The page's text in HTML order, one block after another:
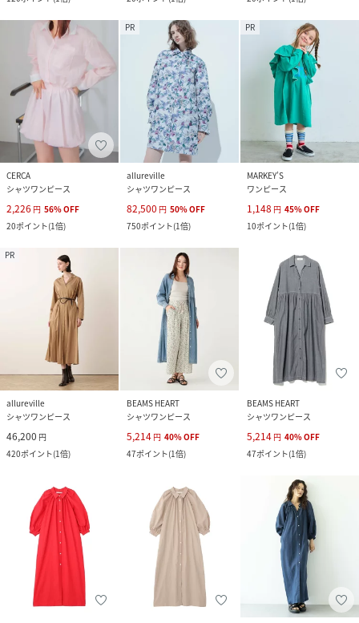
CERCA
シャツワンピース
2,226 円 56%OFF
20ポイント(1倍)
PR
allureville
シャツワンピース
82,500 円 50%OFF
750ポイント(1倍)
PR
MARKEY’S
ワンピース
1,148 円 45%OFF
10ポイント(1倍)
PR
allureville
シャツワンピース
46,200 円
420ポイント(1倍)
BEAMS HEART
シャツワンピース
5,214 円 40%OFF
47ポイント(1倍)
BEAMS HEART
シャツワンピース
5,214 円 40%OFF
47ポイント(1倍)